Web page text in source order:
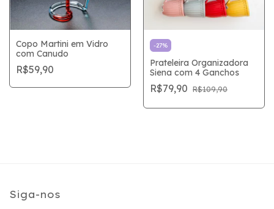
Copo Martini em Vidro
com Canudo
R$59,90
-27%
Prateleira Organizadora
Siena com 4 Ganchos
R$79,90 R$109,90
Siga-nos